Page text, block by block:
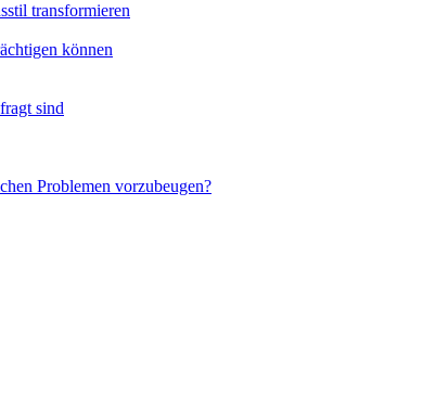
transformieren
können
sind
Problemen vorzubeugen?